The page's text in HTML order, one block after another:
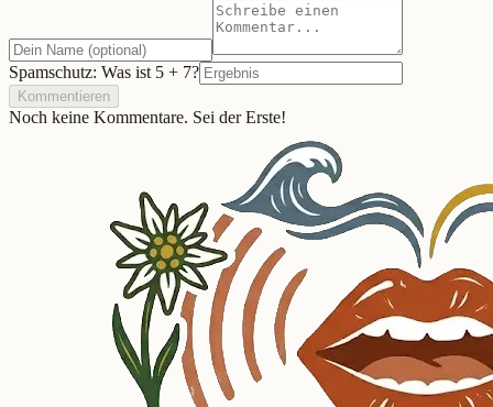
Spamschutz: Was ist 5 + 7?
Kommentieren
Noch keine Kommentare. Sei der Erste!